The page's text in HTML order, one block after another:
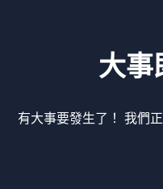
大事
有大事要發生了！ 我們